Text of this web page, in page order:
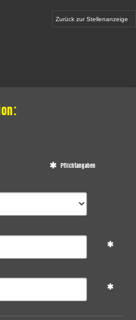
Zurück zur Stellenanzeige
Pflichtangaben